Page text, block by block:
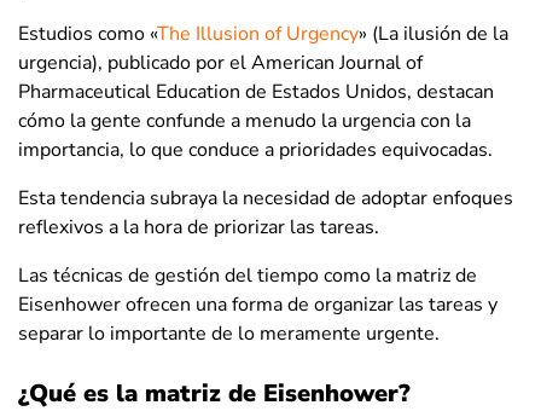
Estudios como «The Illusion of Urgency» (La ilusión de la
urgencia), publicado por el American Journal of
Pharmaceutical Education de Estados Unidos, destacan
cómo la gente confunde a menudo la urgencia con la
importancia, lo que conduce a prioridades equivocadas.
Esta tendencia subraya la necesidad de adoptar enfoques
reflexivos a la hora de priorizar las tareas.
Las técnicas de gestión del tiempo como la matriz de
Eisenhower ofrecen una forma de organizar las tareas y
separar lo importante de lo meramente urgente.
¿Qué es la matriz de Eisenhower?